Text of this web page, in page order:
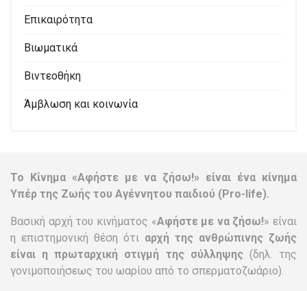
Επικαιρότητα
Βιωματικά
Βιντεοθήκη
Άμβλωση και κοινωνία
Το Κίνημα «Αφήστε με να ζήσω!» είναι ένα κίνημα
Υπέρ της Ζωής του Αγέννητου παιδιού (Pro-life).
Βασική αρχή του κινήματος «Αφήστε με να ζήσω!» είναι
η επιστημονική θέση ότι αρχή της ανθρώπινης ζωής
είναι η πρωταρχική στιγμή της σύλληψης(δηλ. της
γονιμοποιήσεως του ωαρίου από το σπερματοζωάριο).